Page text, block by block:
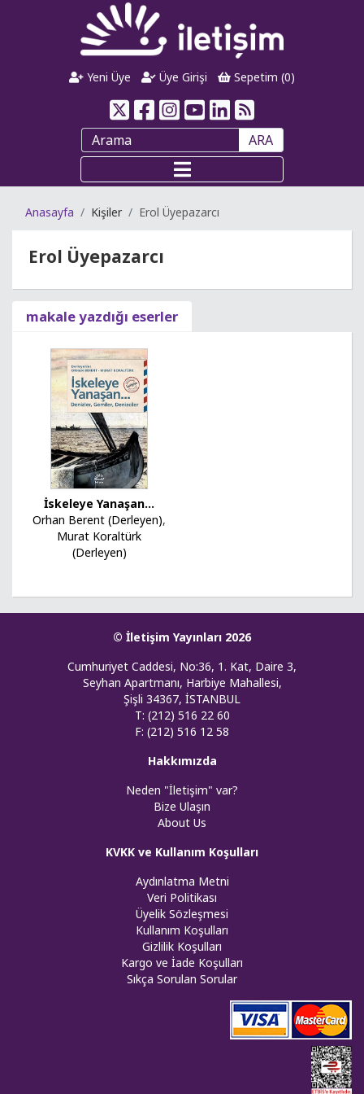
Yeni Üye Üye Girişi Sepetim (0)
ARA
Anasayfa Kişiler Erol Üyepazarcı
Erol Üyepazarcı
makale yazdığı eserler
İskeleye Yanaşan...
Orhan Berent (Derleyen),
Murat Koraltürk
(Derleyen)
© İletişim Yayınları 2026
Cumhuriyet Caddesi, No:36, 1. Kat, Daire 3,
Seyhan Apartmanı, Harbiye Mahallesi,
Şişli 34367, İSTANBUL
T: (212) 516 22 60
F: (212) 516 12 58
Hakkımızda
Neden "İletişim" var?
Bize Ulaşın
About Us
KVKK ve Kullanım Koşulları
Aydınlatma Metni
Veri Politikası
Üyelik Sözleşmesi
Kullanım Koşulları
Gizlilik Koşulları
Kargo ve İade Koşulları
Sıkça Sorulan Sorular